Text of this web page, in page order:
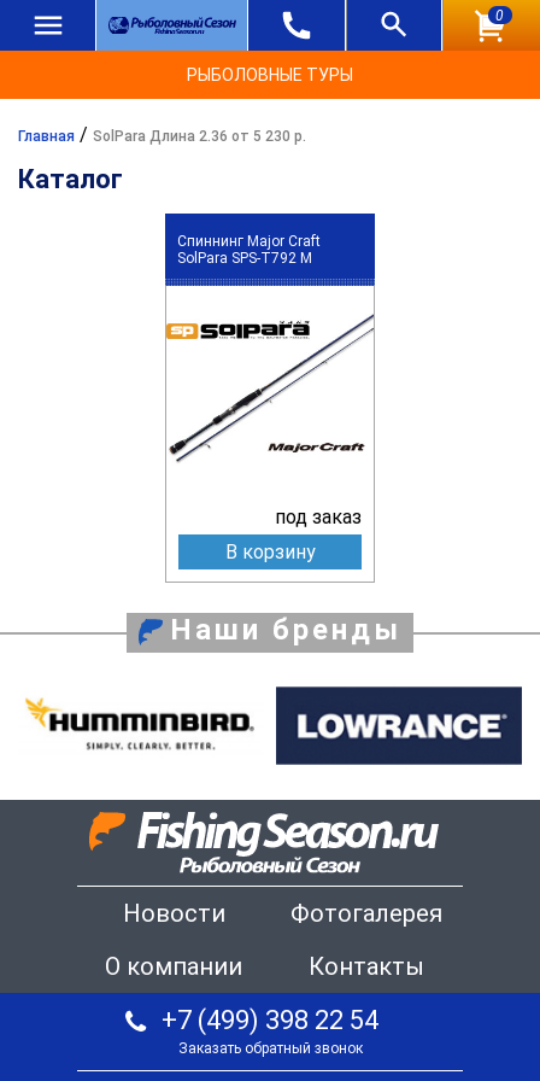
0
РЫБОЛОВНЫЕ ТУРЫ
Главная / SolPara Длина 2.36 от 5 230 р.
Каталог
Спиннинг Major Craft
SolPara SPS-T792 M
под заказ
В корзину
Наши бренды
Новости
Фотогалерея
О компании
Контакты
+7 (499) 398 22 54
Заказать обратный звонок